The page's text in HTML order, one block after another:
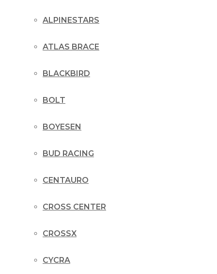
ALPINESTARS
ATLAS BRACE
BLACKBIRD
BOLT
BOYESEN
BUD RACING
CENTAURO
CROSS CENTER
CROSSX
CYCRA